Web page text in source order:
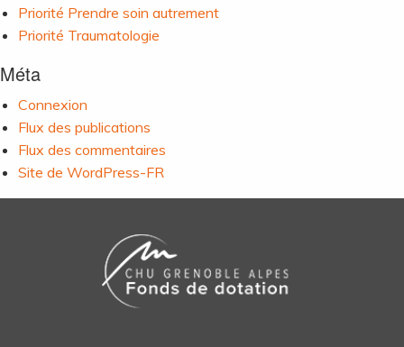
Priorité Prendre soin autrement
Priorité Traumatologie
Méta
Connexion
Flux des publications
Flux des commentaires
Site de WordPress-FR